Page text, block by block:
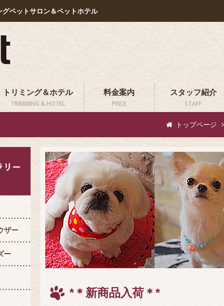
ペットサロン＆ペットホテル
トリミング＆ホテル
TRIMMING & HOTEL
料金案内
PRICE
スタッフ紹介
STAFF
トップページ
*＊新商品入荷＊*
ザー
ー